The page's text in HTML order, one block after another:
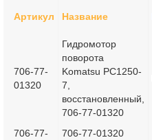
Артикул Название
706-77-
01320
Гидромотор
поворота
Komatsu PC1250-
7,
восстановленный,
706-77-01320
706-77-
706-77-01320